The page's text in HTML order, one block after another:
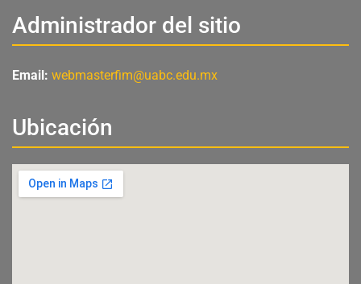
Administrador del sitio
Email: webmasterfim@uabc.edu.mx
Ubicación